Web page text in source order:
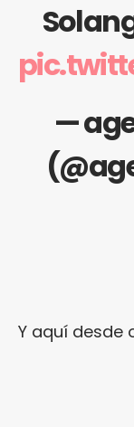
—
Y aquí desde